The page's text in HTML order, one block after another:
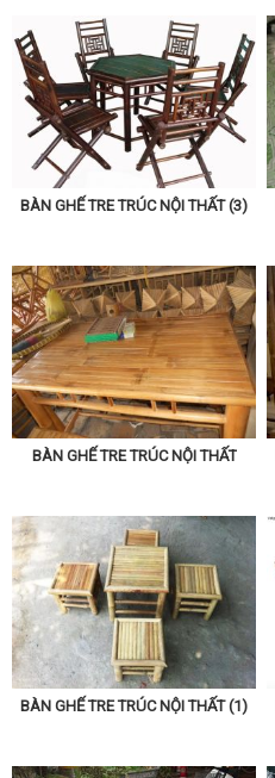
BÀN GHẾ TRE TRÚC NỘI THẤT (3)
BÀN GHẾ TRE TRÚC NỘI THẤT
BÀN GHẾ TRE TRÚC NỘI THẤT (1)